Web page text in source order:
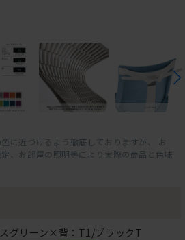
に近づけるよう徹底しておりますが、 お
、お部屋の照明等により実際の商品と色味
グリーン×背：T1/ブラックT